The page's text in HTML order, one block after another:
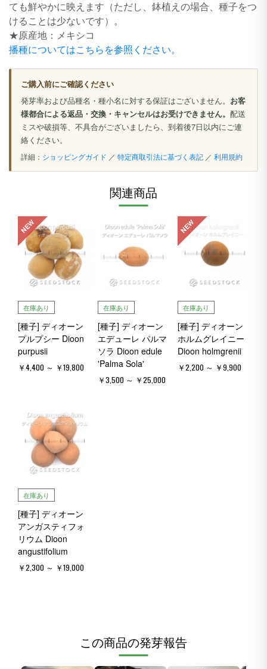
ても鮮やかに映えます（ただし、鉢植えの場合、種子をつ
けることは少ないです）。
★原産地：メキシコ
播種についてはこちらを参照ください。
ご購入前にご確認ください
発芽率および品種名・種小名に対する保証はございません。 お客
様都合による返品・交換・キャンセルはお受けできません。 配送
ミスや破損等、不具合がございましたら、到着後7日以内にご連
絡ください。
詳細： ショッピングガイド ／ 特定商取引法に基づく表記 ／ 利用規約
関連商品
NEW
在庫あり
[種子] ディオーン
プルプシー Dioon
purpusii
￥4,400 ～ ￥19,800
在庫あり
[種子] ディオーン
エデューレ パルマ
ソラ Dioon edule
'Palma Sola'
￥3,500 ～ ￥25,000
NEW
在庫あり
[種子] ディオーン
ホルムグレイニー
Dioon holmgrenii
￥2,200 ～ ￥9,900
在庫あり
[種子] ディオーン
アンガスティフォ
リウム Dioon
angustifolium
￥2,300 ～ ￥19,000
この商品の発芽報告